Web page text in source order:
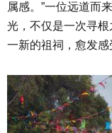
属感。”一位远道而
光，不仅是一次寻
一新的祖祠，愈发感